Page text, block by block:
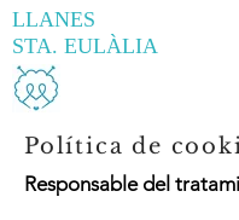
LLANES
STA. EULÀLIA
Política de
Responsable del